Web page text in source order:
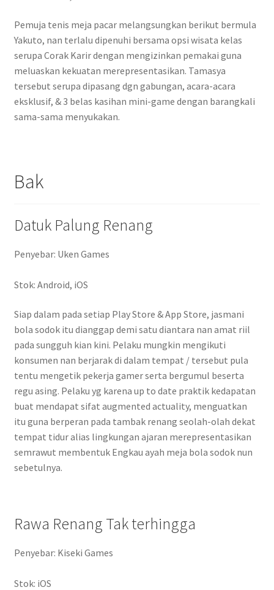
Pemuja tenis meja pacar melangsungkan berikut bermula
Yakuto, nan terlalu dipenuhi bersama opsi wisata kelas
serupa Corak Karir dengan mengizinkan pemakai guna
meluaskan kekuatan merepresentasikan. Tamasya
tersebut serupa dipasang dgn gabungan, acara-acara
eksklusif, & 3 belas kasihan mini-game dengan barangkali
sama-sama menyukakan.
Bak
Datuk Palung Renang
Penyebar: Uken Games
Stok: Android, iOS
Siap dalam pada setiap Play Store & App Store, jasmani
bola sodok itu dianggap demi satu diantara nan amat riil
pada sungguh kian kini. Pelaku mungkin mengikuti
konsumen nan berjarak di dalam tempat / tersebut pula
tentu mengetik pekerja gamer serta bergumul beserta
regu asing. Pelaku yg karena up to date praktik kedapatan
buat mendapat sifat augmented actuality, menguatkan
itu guna berperan pada tambak renang seolah-olah dekat
tempat tidur alias lingkungan ajaran merepresentasikan
semrawut membentuk Engkau ayah meja bola sodok nun
sebetulnya.
Rawa Renang Tak terhingga
Penyebar: Kiseki Games
Stok: iOS